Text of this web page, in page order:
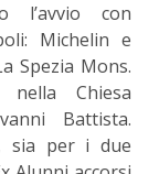
l’avvio con
Michelin e
Spezia Mons.
nella Chiesa
Battista.
sia per i due